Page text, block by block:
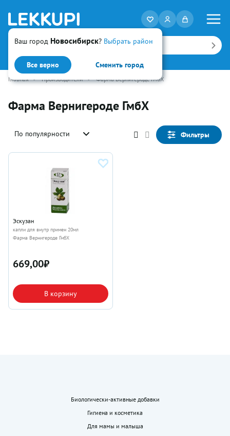
Ваш город Новосибирск? Выбрать район
Все верно Сменить город
Искать
Главная • Производители • Фарма Вернигероде ГмбХ
Фарма Вернигероде ГмбХ
По популярности Фильтры
Эскузан
капли для внутр примен 20мл
Фарма Вернигероде ГмбХ
669,00₽
В корзину
Биологически-активные добавки
Гигиена и косметика
Для мамы и малыша